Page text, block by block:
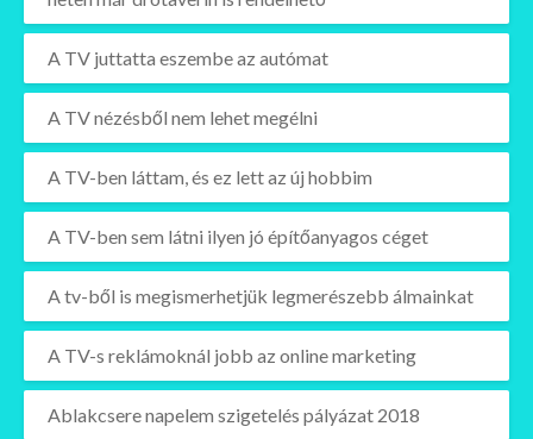
A TV juttatta eszembe az autómat
A TV nézésből nem lehet megélni
A TV-ben láttam, és ez lett az új hobbim
A TV-ben sem látni ilyen jó építőanyagos céget
A tv-ből is megismerhetjük legmerészebb álmainkat
A TV-s reklámoknál jobb az online marketing
Ablakcsere napelem szigetelés pályázat 2018